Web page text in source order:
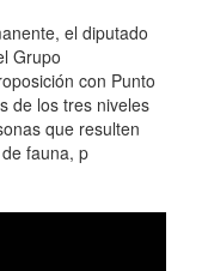
el diputado
Grupo
con Punto
de los tres niveles
que resulten
fauna, p